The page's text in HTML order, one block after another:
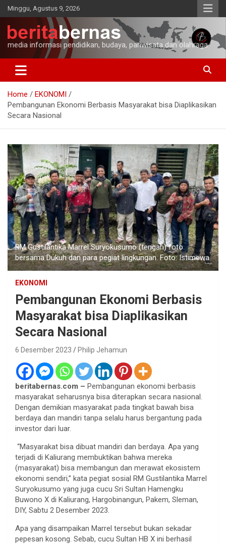
Skip
to
content
Minggu, Agustus 9, 2026
media informasi pendidikan, budaya, pariwisata dan olahraga
Home
EKONOMI
Pembangunan Ekonomi Berbasis Masyarakat bisa Diaplikasikan
Secara Nasional
RM Gustilantika Marrel Suryokusumo (tengah) foto
bersama Dukuh dan para pegiat lingkungan. Foto: Istimewa
EKONOMI
Pembangunan Ekonomi Berbasis
Masyarakat bisa Diaplikasikan
Secara Nasional
6 Desember 2023 Philip Jehamun
beritabernas.com – Pembangunan ekonomi berbasis
masyarakat seharusnya bisa diterapkan secara nasional.
Dengan demikian masyarakat pada tingkat bawah bisa
berdaya dan mandiri tanpa selalu harus bergantung pada
investor dari luar.
“Masyarakat bisa dibuat mandiri dan berdaya. Apa yang
terjadi di Kaliurang membuktikan bahwa mereka
(masyarakat) bisa membangun dan merawat ekosistem
ekonomi sendiri,” kata pegiat sosial RM Gustilantika Marrel
Suryokusumo yang juga cucu Sri Sultan Hamengku
Buwono X di Kaliurang, Hargobinangun, Pakem, Sleman,
DIY, Sabtu 2 Desember 2023.
Apa yang disampaikan Marrel tersebut bukan sekadar
pepesan kosong. Sebab, cucu Sultan HB X ini berhasil